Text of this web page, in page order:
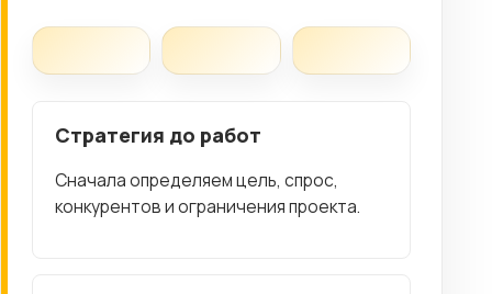
Стратегия до работ
Сначала определяем цель, спрос,
конкурентов и ограничения проекта.